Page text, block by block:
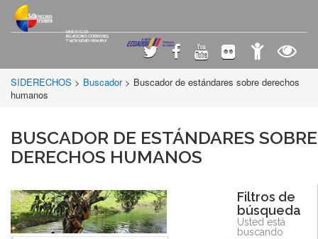
SIDERECHOS > Buscador > Buscador de estándares sobre derechos
humanos
BUSCADOR DE ESTÁNDARES SOBRE
DERECHOS HUMANOS
Filtros de
búsqueda
Usted está
buscando